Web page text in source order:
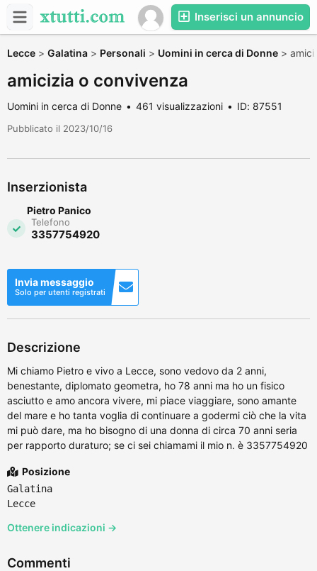
Inserisci un annuncio
Lecce > Galatina > Personali > Uomini in cerca di Donne >
amicizia o convivenza
Uomini in cerca di Donne 461 visualizzazioni ID: 87551
Pubblicato il 2023/10/16
Inserzionista
Pietro Panico
Telefono
3357754920
Invia messaggio
Solo per utenti registrati
Descrizione
Mi chiamo Pietro e vivo a Lecce, sono vedovo da 2 anni,
benestante, diplomato geometra, ho 78 anni ma ho un fisico
asciutto e amo ancora vivere, mi piace viaggiare, sono amante
del mare e ho tanta voglia di continuare a godermi ciò che la vita
mi può dare, ma ho bisogno di una donna di circa 70 anni seria
per rapporto duraturo; se ci sei chiamami il mio n. è 3357754920
Posizione
Galatina
Lecce
Ottenere indicazioni →
Commenti